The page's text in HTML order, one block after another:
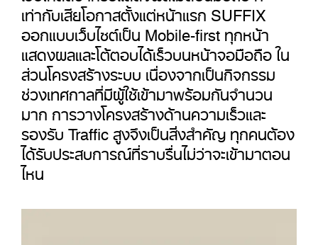
เท่ากับเสียโอกาสตั้งแต่หน้าแรก SUFFIX
ออกแบบเว็บไซต์เป็น Mobile-firstทุกหน้า
แสดงผลและโต้ตอบได้เร็วบนหน้าจอมือถือ ใน
ส่วนโครงสร้างระบบ เนื่องจากเป็นกิจกรรม
ช่วงเทศกาลที่มีผู้ใช้เข้ามาพร้อมกันจำนวน
มาก การวางโครงสร้างด้านความเร็วและ
รองรับTrafficสูงจึงเป็นสิ่งสำคัญ ทุกคนต้อง
ได้รับประสบการณ์ที่ราบรื่นไม่ว่าจะเข้ามาตอน
ไหน